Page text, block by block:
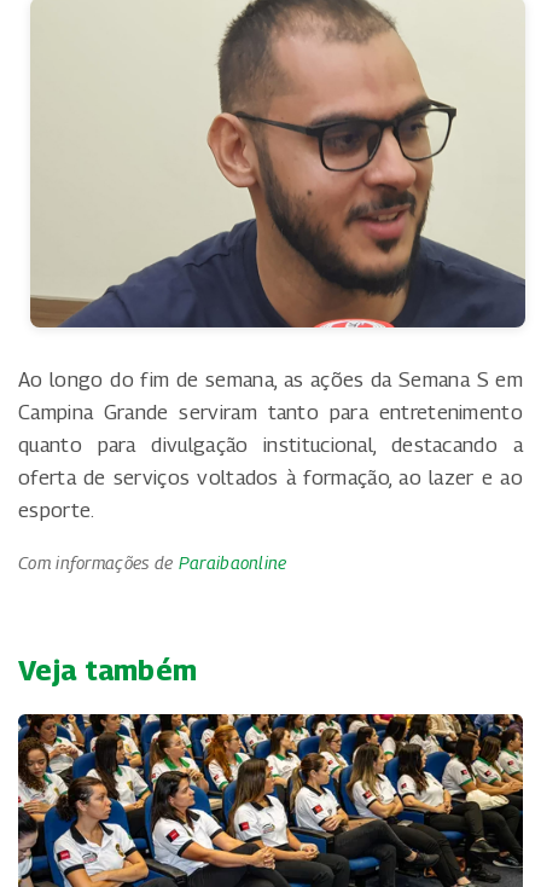
Ao longo do fim de semana, as ações da Semana S em
Campina Grande serviram tanto para entretenimento
quanto para divulgação institucional, destacando a
oferta de serviços voltados à formação, ao lazer e ao
esporte.
Com informações de Paraibaonline
Veja também